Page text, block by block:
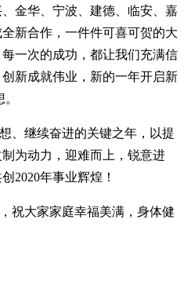
金华、宁波、 建德
临安、嘉
新合作 ， 一件件可喜可贺的大
每一次的成功，都让我们充满信
新成就伟业，新的一年开启新
、继续奋进的关键之年，以提
为动力，迎难而上，锐意进
2020年事业辉煌！
祝大家家庭幸福美满，身体健